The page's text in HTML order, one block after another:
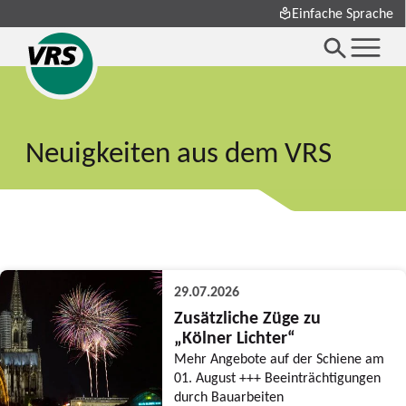
Einfache Sprache
Neuigkeiten aus dem VRS
29.07.2026
Zusätzliche Züge zu
„Kölner Lichter“
Mehr Angebote auf der Schiene am
01. August +++ Beeinträchtigungen
durch Bauarbeiten